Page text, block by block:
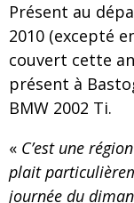
Présent au
2010 (excepté
couvert cette
présent à
BMW 2002 Ti.
« C’est une
plait
journée du